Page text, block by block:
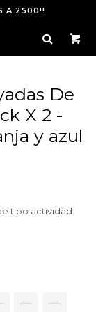
A 2500!!
De
X 2 -
y azul
tipo actividad.